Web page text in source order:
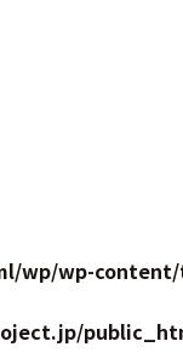
wp/wp-content/